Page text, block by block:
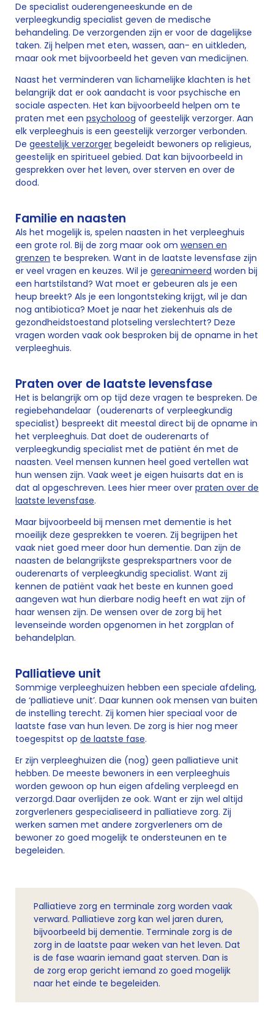
De specialist ouderengeneeskunde en de
verpleegkundig specialist geven de medische
behandeling. De verzorgenden zijn er voor de dagelijkse
taken. Zij helpen met eten, wassen, aan- en uitkleden,
maar ook met bijvoorbeeld het geven van medicijnen.
Naast het verminderen van lichamelijke klachten is het
belangrijk dat er ook aandacht is voor psychische en
sociale aspecten. Het kan bijvoorbeeld helpen om te
praten met een psycholoog of geestelijk verzorger. Aan
elk verpleeghuis is een geestelijk verzorger verbonden.
De geestelijk verzorger begeleidt bewoners op religieus,
geestelijk en spiritueel gebied. Dat kan bijvoorbeeld in
gesprekken over het leven, over sterven en over de
dood.
Familie en naasten
Als het mogelijk is, spelen naasten in het verpleeghuis
een grote rol. Bij de zorg maar ook om wensen en
grenzen te bespreken. Want in de laatste levensfase zijn
er veel vragen en keuzes. Wil je gereanimeerd worden bij
een hartstilstand? Wat moet er gebeuren als je een
heup breekt? Als je een longontsteking krijgt, wil je dan
nog antibiotica? Moet je naar het ziekenhuis als de
gezondheidstoestand plotseling verslechtert? Deze
vragen worden vaak ook besproken bij de opname in het
verpleeghuis.
Praten over de laatste levensfase
Het is belangrijk om op tijd deze vragen te bespreken. De
regiebehandelaar (ouderenarts of verpleegkundig
specialist) bespreekt dit meestal direct bij de opname in
het verpleeghuis. Dat doet de ouderenarts of
verpleegkundig specialist met de patiënt én met de
naasten. Veel mensen kunnen heel goed vertellen wat
hun wensen zijn. Vaak weet je eigen huisarts dat en is
dat al opgeschreven. Lees hier meer over praten over de
laatste levensfase.
Maar bijvoorbeeld bij mensen met dementie is het
moeilijk deze gesprekken te voeren. Zij begrijpen het
vaak niet goed meer door hun dementie. Dan zijn de
naasten de belangrijkste gesprekspartners voor de
ouderenarts of verpleegkundig specialist. Want zij
kennen de patiënt vaak het beste en kunnen goed
aangeven wat hun dierbare nodig heeft en wat zijn of
haar wensen zijn. De wensen over de zorg bij het
levenseinde worden opgenomen in het zorgplan of
behandelplan.
Palliatieve unit
Sommige verpleeghuizen hebben een speciale afdeling,
de ‘palliatieve unit’. Daar kunnen ook mensen van buiten
de instelling terecht. Zij komen hier speciaal voor de
laatste fase van hun leven. De zorg is hier nog meer
toegespitst op de laatste fase.
Er zijn verpleeghuizen die (nog) geen palliatieve unit
hebben. De meeste bewoners in een verpleeghuis
worden gewoon op hun eigen afdeling verpleegd en
verzorgd. Daar overlijden ze ook. Want er zijn wel altijd
zorgverleners gespecialiseerd in palliatieve zorg. Zij
werken samen met andere zorgverleners om de
bewoner zo goed mogelijk te ondersteunen en te
begeleiden.
Palliatieve zorg en terminale zorg worden vaak
verward. Palliatieve zorg kan wel jaren duren,
bijvoorbeeld bij dementie. Terminale zorg is de
zorg in de laatste paar weken van het leven. Dat
is de fase waarin iemand gaat sterven. Dan is
de zorg erop gericht iemand zo goed mogelijk
naar het einde te begeleiden.